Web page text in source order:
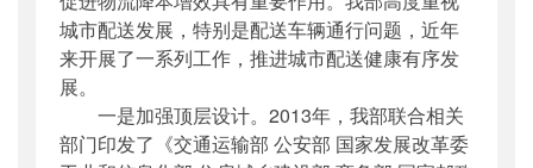
城市配送发展，特别是配送车辆通行问题，近年
来开展了一系列工作，推进城市配送健康有序发
展。
一是加强顶层设计。2013年，我部联合相关
部门印发了《交通运输部 公安部 国家发展改革委